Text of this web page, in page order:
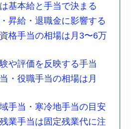
基本給と手当で決まる
昇給・退職金に影響する
格手当の相場は月3〜6万
や評価を反映する手当
・役職手当の相場は月
手当・寒冷地手当の目安
業手当は固定残業代に注